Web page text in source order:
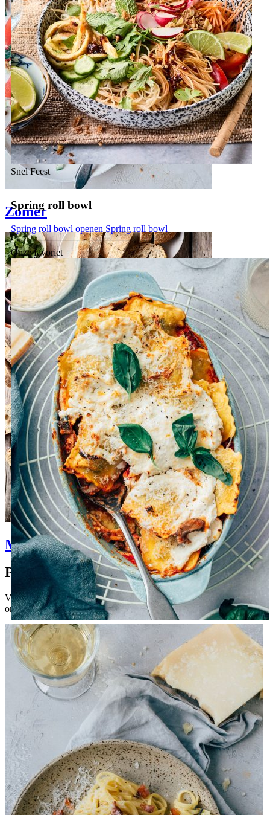
SnelFeest
Spring roll bowl
Spring roll bowl openen Spring roll bowl
Onze favoriet
GezinFeest
Ravioli lasagne
Ravioli lasagne openenRavioli lasagne
Bekijk alle resultaten
10 x Zomerdrankjes
11 x salade dressing
Caesar salade met krokante kip
Kip marinades: 3 recepten
Spaanse Sangria
Zomer
Mediterraanse recepten
Pauline's favorieten
Van snelle doordeweekse gerechten tot heerlijke baksels: hier vind je
onze nieuwste recepten om direct mee aan de slag te gaan.